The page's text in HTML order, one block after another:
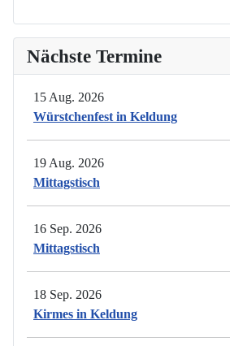
Nächste Termine
15 Aug. 2026
Würstchenfest in Keldung
19 Aug. 2026
Mittagstisch
16 Sep. 2026
Mittagstisch
18 Sep. 2026
Kirmes in Keldung